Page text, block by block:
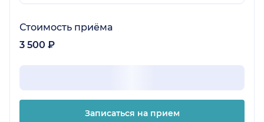
Стоимость приёма
3 500 ₽
Записаться на прием